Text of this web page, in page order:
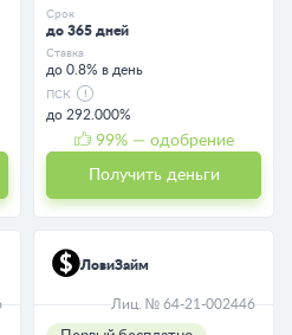
Срок
до 365 дней
Ставка
до 0.8% в день
ПСК
до 292.000%
99% — одобрение
Получить деньги
ЛовиЗайм
Лиц. № 64-21-002446